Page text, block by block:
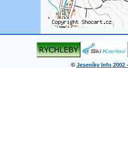
© Jeseníky Info 2002